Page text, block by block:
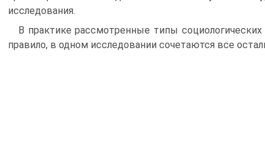
исследования.
В практике рассмотренные типы
правило, в одном исследовании сочетаются все